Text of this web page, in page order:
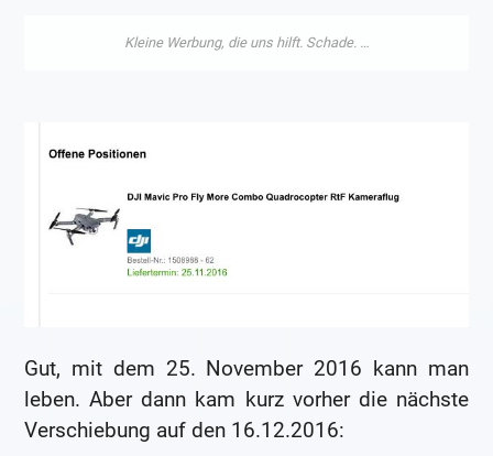
Gut, mit dem 25. November 2016 kann man
leben. Aber dann kam kurz vorher die nächste
Verschiebung auf den 16.12.2016: